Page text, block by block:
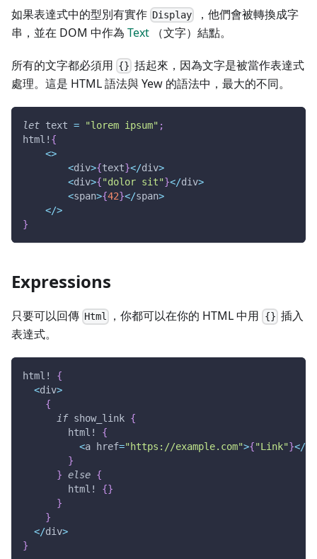
如果表達式中的型別有實作 Display
，他們會被轉換成字
串，並在 DOM 中作為 Text （文字）結點。
所有的文字都必須用 {} 括起來，因為文字是被當作表達式
處理。這是 HTML 語法與 Yew 的語法中，最大的不同。
let text = "lorem ipsum" ;
html! {
<>
<div>{text}</div>
<div>{"dolor sit"}</div>
<span>{42}</span>
</>
}
Expressions
只要可以回傳 Html ，你都可以在你的 HTML 中用 {} 插入
表達式。
html!
{
<div>
{
if show_link {
html!
{
<a href="https://example.com">{"Link"}</
}
} else {
html!
{}
}
}
</div>
}